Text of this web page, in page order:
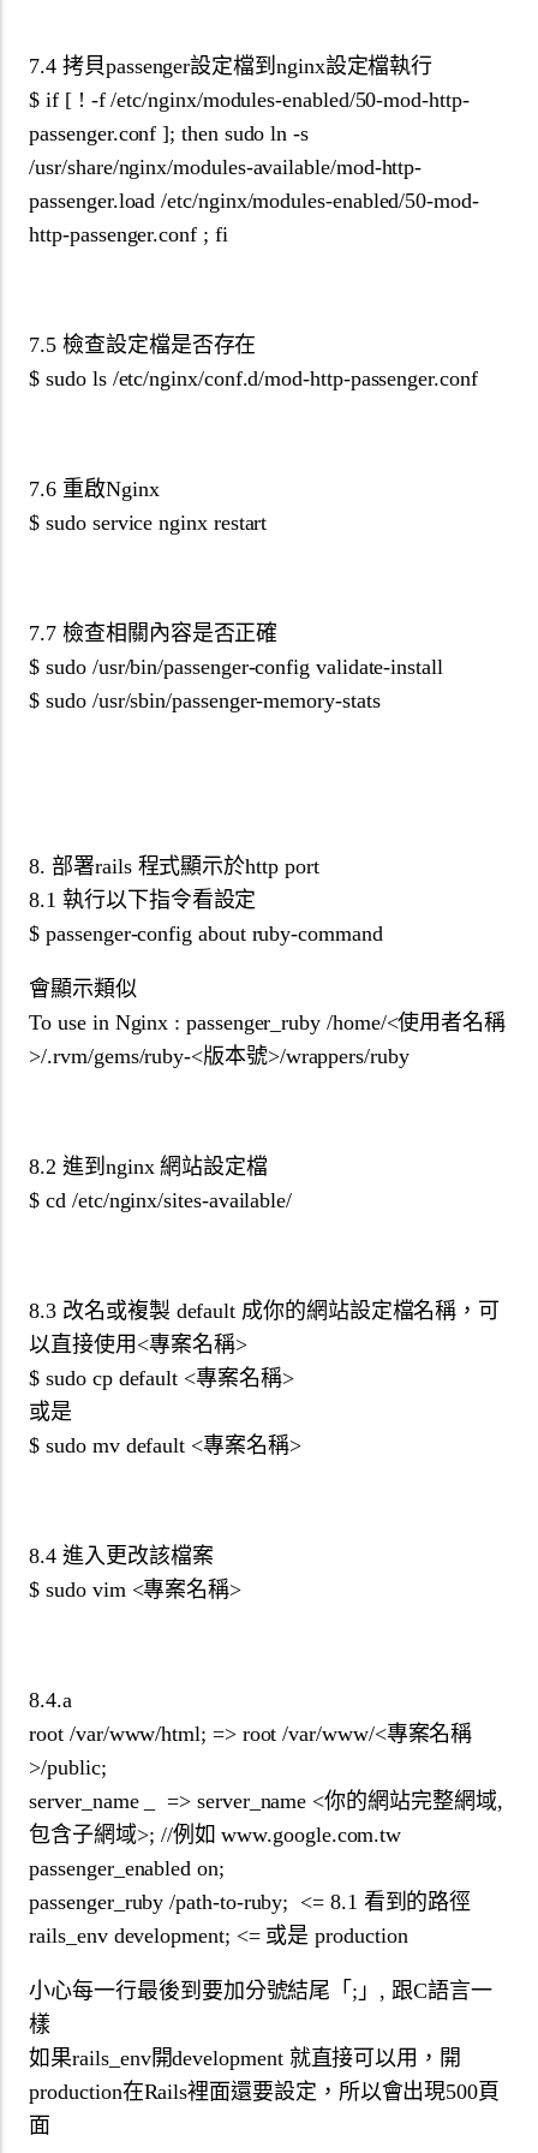
7.4 拷貝passenger設定檔到nginx設定檔執行
$ if [ ! -f /etc/nginx/modules-enabled/50-mod-http-
passenger.conf ]; then sudo ln -s
/usr/share/nginx/modules-available/mod-http-
passenger.load /etc/nginx/modules-enabled/50-mod-
http-passenger.conf ; fi
7.5 檢查設定檔是否存在
$ sudo ls /etc/nginx/conf.d/mod-http-passenger.conf
7.6 重啟Nginx
$ sudo service nginx restart
7.7 檢查相關內容是否正確
$ sudo /usr/bin/passenger-config validate-install
$ sudo /usr/sbin/passenger-memory-stats
8. 部署rails 程式顯示於http port
8.1 執行以下指令看設定
$ passenger-config about ruby-command
會顯示類似
To use in Nginx : passenger_ruby /home/<使用者名稱
>/.rvm/gems/ruby-<版本號>/wrappers/ruby
8.2 進到nginx 網站設定檔
$ cd /etc/nginx/sites-available/
8.3 改名或複製 default 成你的網站設定檔名稱，可
以直接使用<專案名稱>
$ sudo cp default <專案名稱>
或是
$ sudo mv default <專案名稱>
8.4 進入更改該檔案
$ sudo vim <專案名稱>
8.4.a
root /var/www/html; => root /var/www/<專案名稱
>/public;
server_name _ => server_name <你的網站完整網域,
包含子網域>; //例如 www.google.com.tw
passenger_enabled on;
passenger_ruby /path-to-ruby; <= 8.1 看到的路徑
rails_env development; <= 或是 production
小心每一行最後到要加分號結尾「;」, 跟C語言一
樣
如果rails_env開development 就直接可以用，開
production在Rails裡面還要設定，所以會出現500頁
面